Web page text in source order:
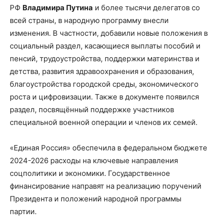
РФ Владимира Путина и более тысячи делегатов со
всей страны, в народную программу внесли
изменения. В частности, добавили новые положения в
социальный раздел, касающиеся выплаты пособий и
пенсий, трудоустройства, поддержки материнства и
детства, развития здравоохранения и образования,
благоустройства городской среды, экономического
роста и цифровизации. Также в документе появился
раздел, посвящённый поддержке участников
специальной военной операции и членов их семей.
«Единая Россия» обеспечила в федеральном бюджете
2024-2026 расходы на ключевые направления
соцполитики и экономики. Государственное
финансирование направят на реализацию поручений
Президента и положений народной программы
партии.